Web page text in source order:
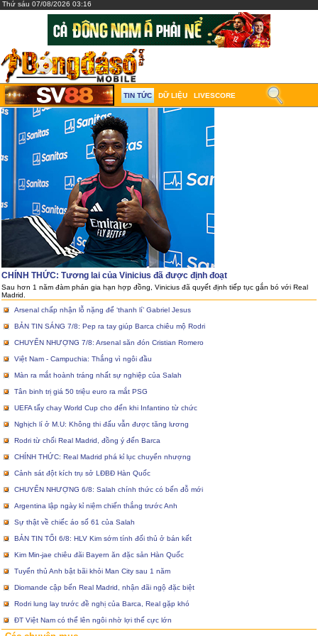
Thứ sáu 07/08/2026 03:16
TIN TỨC DỮ LIỆU LIVESCORE
CHÍNH THỨC: Tương lai của Vinicius đã được định đoạt
Sau hơn 1 năm đàm phán gia hạn hợp đồng, Vinicius đã quyết định tiếp tục gắn bó với Real
Madrid.
Arsenal chấp nhận lỗ nặng để ‘thanh lí’ Gabriel Jesus
BẢN TIN SÁNG 7/8: Pep ra tay giúp Barca chiêu mộ Rodri
CHUYỂN NHƯỢNG 7/8: Arsenal săn đón Cristian Romero
Việt Nam - Campuchia: Thắng vì ngôi đầu
Màn ra mắt hoành tráng nhất sự nghiệp của Salah
Tân binh trị giá 50 triệu euro ra mắt PSG
UEFA tẩy chay World Cup cho đến khi Infantino từ chức
Nghịch lí ở M.U: Không thi đấu vẫn được tăng lương
Rodri từ chối Real Madrid, đồng ý đến Barca
CHÍNH THỨC: Real Madrid phá kỉ lục chuyển nhượng
Cảnh sát đột kích trụ sở LĐBĐ Hàn Quốc
CHUYỂN NHƯỢNG 6/8: Salah chính thức có bến đỗ mới
Argentina lập ngày kỉ niệm chiến thắng trước Anh
Sự thật về chiếc áo số 61 của Salah
BẢN TIN TỐI 6/8: HLV Kim sớm tính đối thủ ở bán kết
Kim Min-jae chiêu đãi Bayern ăn đặc sản Hàn Quốc
Tuyển thủ Anh bật bãi khỏi Man City sau 1 năm
Diomande cập bến Real Madrid, nhận đãi ngộ đặc biệt
Rodri lung lay trước đề nghị của Barca, Real gặp khó
ĐT Việt Nam có thể lên ngôi nhờ lợi thế cực lớn